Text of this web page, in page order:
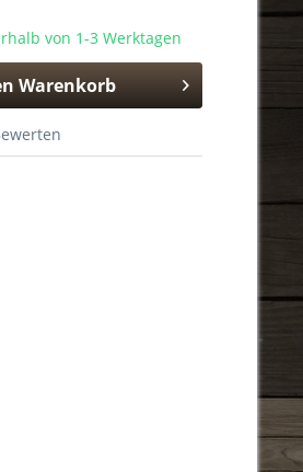
von 1-3 Werktagen
Warenkorb